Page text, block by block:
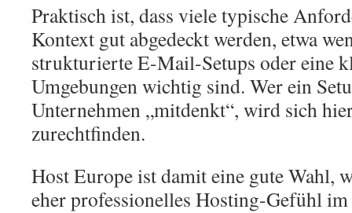
Praktisch ist, dass viele typische
Kontext gut abgedeckt werden, etwa
strukturierte E-Mail-Setups oder eine
Umgebungen wichtig sind. Wer ein
Unternehmen „mitdenkt“, wird sich
zurechtfinden.
Host Europe ist damit eine gute Wahl,
eher professionelles Hosting-Gefühl